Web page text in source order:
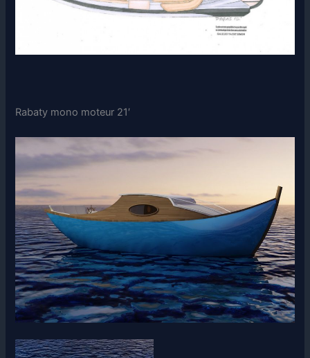
Rabaty mono moteur 21′